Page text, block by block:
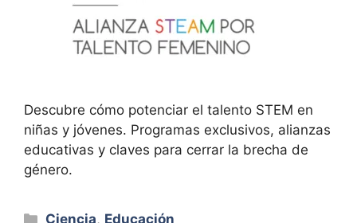
Descubre cómo potenciar el talento STEM en
niñas y jóvenes. Programas exclusivos, alianzas
educativas y claves para cerrar la brecha de
género.
Categorías
Ciencia, Educación